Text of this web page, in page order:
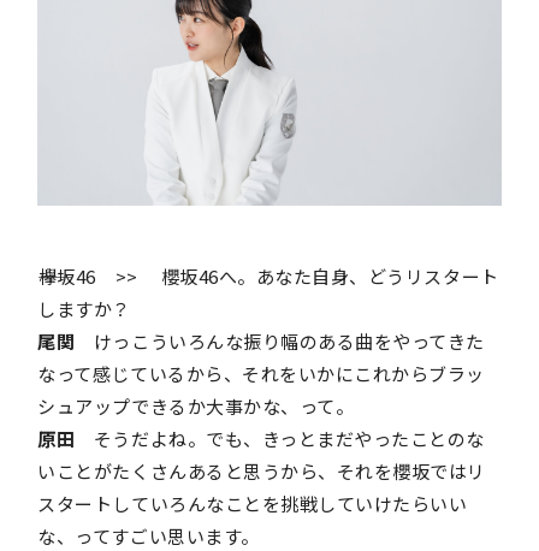
――欅坂46 >> 櫻坂46へ。あなた自身、どうリスタート
しますか？
尾関 けっこういろんな振り幅のある曲をやってきた
なって感じているから、それをいかにこれからブラッ
シュアップできるか大事かな、って。
原田 そうだよね。でも、きっとまだやったことのな
いことがたくさんあると思うから、それを櫻坂ではリ
スタートしていろんなことを挑戦していけたらいい
な、ってすごい思います。